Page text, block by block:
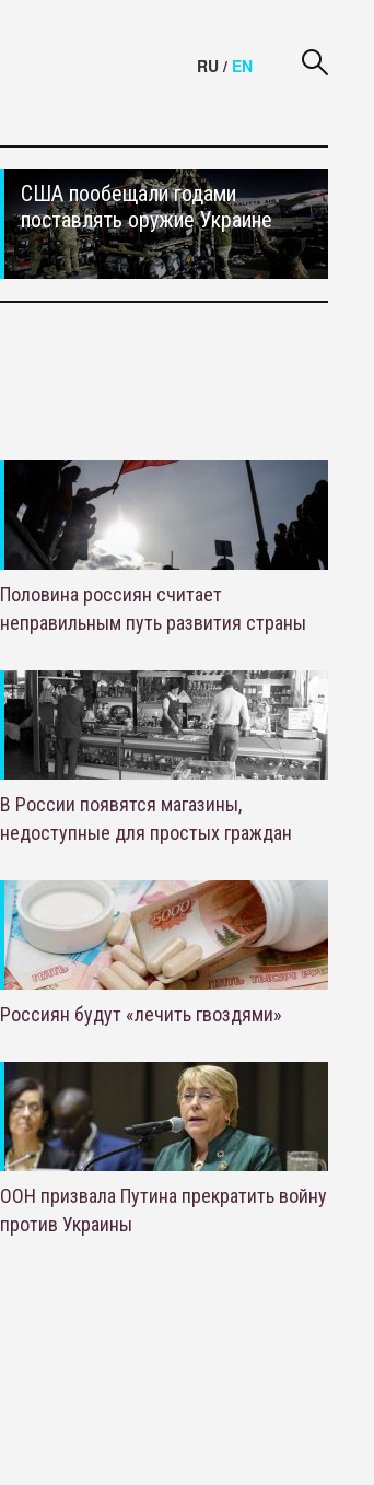
RU / EN
США пообещали годами
поставлять оружие Украине
Половина россиян считает
неправильным путь развития страны
В России появятся магазины,
недоступные для простых граждан
Россиян будут «лечить гвоздями»
ООН призвала Путина прекратить войну
против Украины